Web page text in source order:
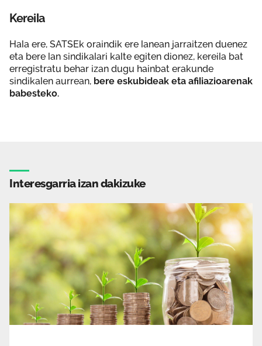
Kereila
Hala ere, SATSEk oraindik ere lanean jarraitzen duenez
eta bere lan sindikalari kalte egiten dionez, kereila bat
erregistratu behar izan dugu hainbat erakunde
sindikalen aurrean, bere eskubideak eta afiliazioarenak
babesteko.
Interesgarria izan dakizuke